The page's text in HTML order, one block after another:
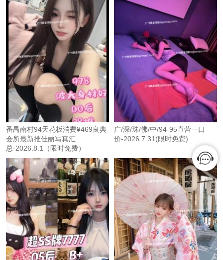
番禺南村94天花板消费¥469良典
会所最新推佳丽写真汇
总-2026.8.1（限时免费）
广/深/珠/佛/中/94-95直营一口
价-2026.7.31(限时免费)